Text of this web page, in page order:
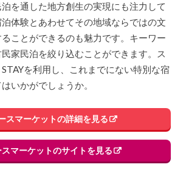
を通した地方創生の実現にも注力して
体験とあわせてその地域ならではの文
ことができるのも魅力です。キーワー
民家民泊を絞り込むことができます。ス
を利用し、これまでにない特別な宿
いかがでしょうか。
スマーケットの詳細を見る
スマーケットのサイトを見る